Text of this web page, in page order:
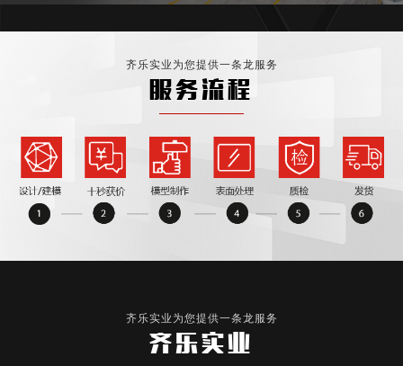
齐乐实业为您提供一条龙服务
服务流程
齐乐实业为您提供一条龙服务
齐乐实业